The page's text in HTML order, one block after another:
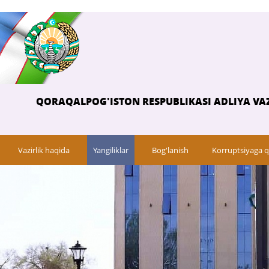
QORAQALPOG'ISTON RESPUBLIKASI ADLIYA
Vazirlik haqida Yangiliklar Bog'lanish Korruptsiyaga